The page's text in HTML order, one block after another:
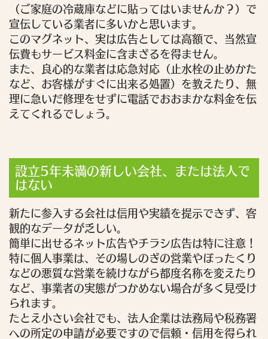
（ご家庭の冷蔵庫などに貼ってはいませんか？）で
宣伝している業者に多いかと思います。
このマグネット、実は広告としては高額で、当然宣
伝費もサービス料金に含まざるを得ません。
また、良心的な業者は応急対応（止水栓の止めかた
など、お客様がすぐに出来る処置）を教えたり、無
理に急いだ修理をせずに電話でおおまかな料金を伝
えてくれるでしょう。
設立5年未満の新しい会社、または法人で
はない
新たに参入する会社は信用や実績を提示できず、客
観的なデータが乏しい。
簡単に出せるネット広告やチラシ広告は特に注意！
特に個人事業は、その場しのぎの営業やぼったくり
などの悪質な営業を続けながら都度名称を変えたり
など、事業者の実態がつかめない場合が多く見受け
られます。
たとえ小さい会社でも、法人企業は法務局や税務署
への所定の申請が必要ですので信頼・信用を得られ